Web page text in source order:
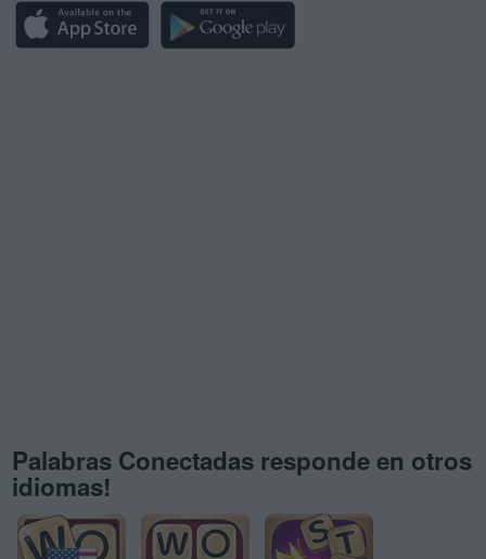
Palabras Conectadas responde en otros
idiomas!